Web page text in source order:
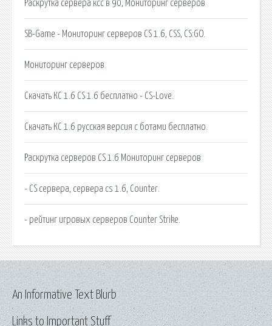
Раскрутка сервера ксс в 90, Мониторинг серверов
SB-Game - Мониторинг серверов CS 1.6, CSS, CS:GO.
Мониторинг серверов
Скачать КС 1.6 CS 1.6 бесплатно - CS-Love.
Скачать КС 1.6 русская версия с ботами бесплатно.
Раскрутка серверов CS 1.6 Мониторинг серверов
- CS сервера, сервера cs 1.6, Counter.
- рейтинг игровых серверов Counter Strike.
Links to Important Stuff
An Informative Text Blurb